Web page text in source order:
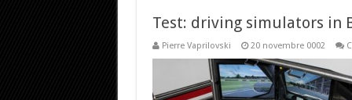
Test: driving simulators in
Pierre Vaprilovski 20 novembre 0002